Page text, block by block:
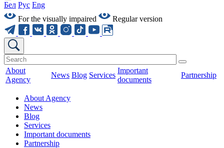
Бел Рус Eng
For the visually impaired
Regular version
About
Agency
News Blog Services
Important
documents
Partnership
About Agency
News
Blog
Services
Important documents
Partnership